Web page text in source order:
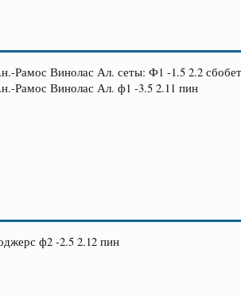
Рамос Винолас Ал. сеты: Ф1 -1.5 2.2 сбобет
Рамос Винолас Ал. ф1 -3.5 2.11 пин
ф2 -2.5 2.12 пин